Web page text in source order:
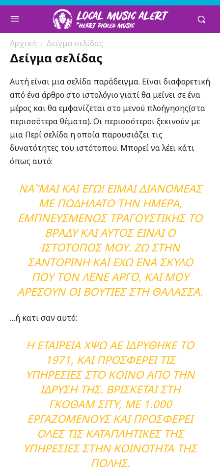
Αρχική Δείγμα σελίδας
Δείγμα σελίδας
Αυτή είναι μια σελίδα παράδειγμα. Είναι διαφορετική
από ένα άρθρο στο ιστολόγιο γιατί θα μείνει σε ένα
μέρος και θα εμφανίζεται στο μενού πλοήγησης(στα
περισσότερα θέματα). Οι περισσότεροι ξεκινούν με
μια Περί σελίδα η οποία παρουσιάζει τις
δυνατότητες του ιστότοπου. Μπορεί να λέει κάτι
όπως αυτό:
ΝΑ΄’ΜΑΙ ΚΑΙ ΕΓΩ! ΕΊΜΑΙ ΔΙΑΝΟΜΈΑΣ
ΜΕ ΠΟΔΉΛΑΤΟ ΤΗΝ ΗΜΈΡΑ,
ΕΜΠΝΕΥΣΜΈΝΟΣ ΤΡΑΓΟΥΣΤΙΚΉΣ ΤΟ
ΒΡΆΔΥ ΚΑΙ ΑΥΤΌΣ ΕΊΝΑΙ Ο
ΙΣΤΌΤΟΠΟΣ ΜΟΥ. ΖΩ ΣΤΗΝ
ΣΑΝΤΟΡΊΝΗ ΚΑΙ ΈΧΩ ΈΝΑ ΣΚΎΛΟ
ΠΟΥ ΤΟΝ ΛΈΝΕ ΆΡΓΟ, ΚΑΙ ΜΟΥ
ΑΡΈΣΟΥΝ ΟΙ ΒΟΥΤΙΈΣ ΣΤΗ ΘΆΛΑΣΣΑ.
…ή κατι σαν αυτό:
Η ΕΤΑΙΡΕΊΑ ΧΨΩ ΑΕ ΙΔΡΎΘΗΚΕ ΤΟ
1971, ΚΑΙ ΠΡΟΣΦΈΡΕΙ ΤΙΣ
ΥΠΗΡΕΣΊΕΣ ΣΤΟ ΚΟΙΝΌ ΑΠΌ ΤΗΝ
ΊΔΡΥΣΉ ΤΗΣ. ΒΡΊΣΚΕΤΑΙ ΣΤΗ
ΓΚΟΘΑΜ ΣΙΤΥ, ΜΕ 1.000
ΕΡΓΑΖΌΜΕΝΟΥΣ ΚΑΙ ΠΡΟΣΦΈΡΕΙ
ΌΛΕΣ ΤΙΣ ΚΑΤΑΠΛΗΤΙΚΈΣ ΤΗΣ
ΥΠΗΡΕΣΊΕΣ ΣΤΗΝ ΚΟΙΝΌΤΗΤΑ ΤΗΣ
ΠΌΛΗΣ.